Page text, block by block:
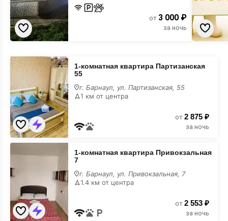
от 3 000 ₽
за ночь
1-
комнатная
Партизанская
55
с
размещением
с
животными
1-комнатная квартира Партизанская
55
г. Барнаул, ул. Партизанская, 55
1 км от центра
от 2 875 ₽
за ночь
1-
комнатная
Привокзальная
7
размещением
с
животными
1-комнатная квартира Привокзальная
7
г. Барнаул, ул. Привокзальная, 7
1.4 км от центра
от 2 553 ₽
за ночь